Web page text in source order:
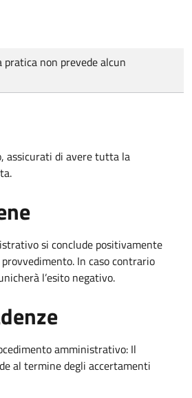
pratica non prevede alcun
assicurati di avere tutta la
si conclude positivamente
In caso contrario
l’esito negativo.
amministrativo: Il
al termine degli accertamenti